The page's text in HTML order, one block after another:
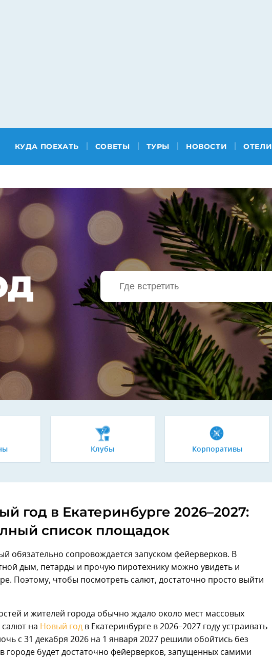
КУДА ПОЕХАТЬ СОВЕТЫ ТУРЫ НОВОСТИ ОТЕЛИ
Клубы Корпоративы
год в Екатеринбурге 2026–2027:
список площадок
обязательно сопровождается запуском фейерверков. В
дым, петарды и прочую пиротехнику можно увидеть и
Поэтому, чтобы посмотреть салют, достаточно просто выйти
и жителей города обычно ждало около мест массовых
на Новый год в Екатеринбурге в 2026–2027 году устраивать
с 31 декабря 2026 на 1 января 2027 решили обойтись без
городе будет достаточно фейерверков, запущенных самими